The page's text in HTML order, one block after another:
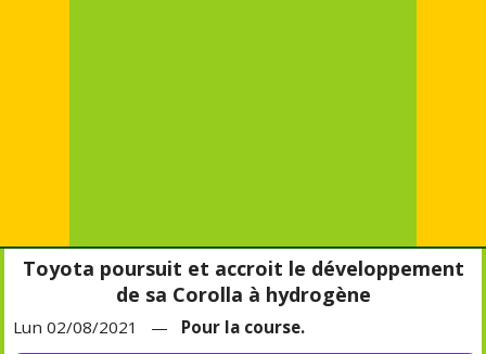
Toyota poursuit et accroit le développement
de sa Corolla à hydrogène
Lun 02/08/2021 — Pour la course.